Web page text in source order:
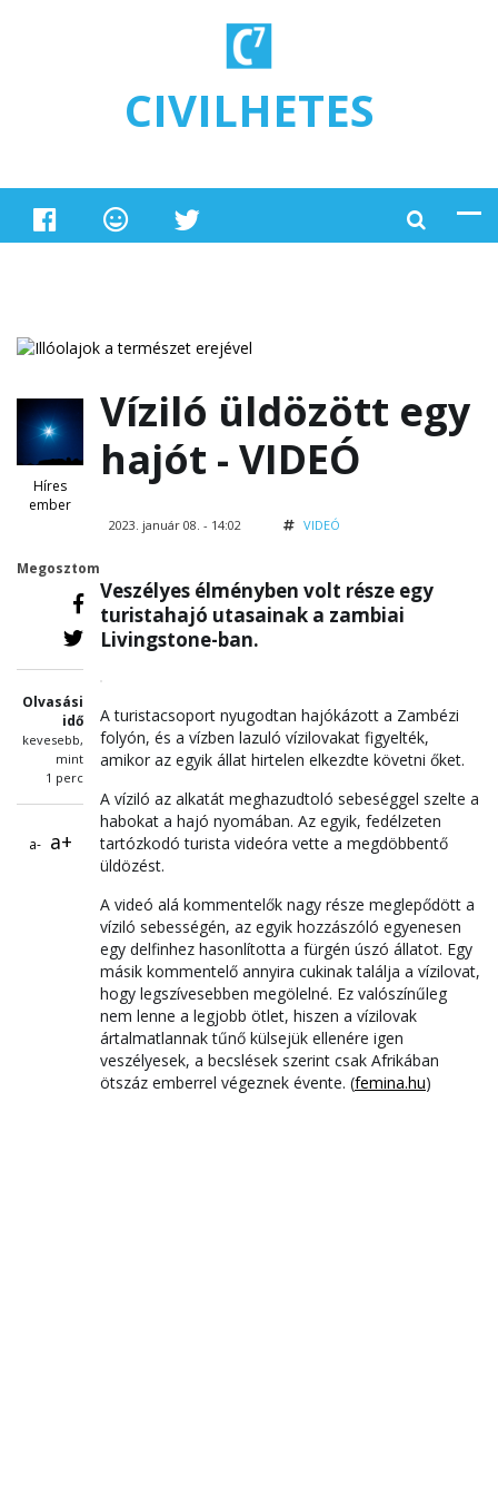
CIVILHETES
Híres
ember
Megosztom
Olvasási
idő
kevesebb,
mint
1 perc
a- a+
Víziló üldözött egy
hajót - VIDEÓ
2023. január 08. - 14:02 VIDEÓ
Veszélyes élményben volt része egy
turistahajó utasainak a zambiai
Livingstone-ban.
A turistacsoport nyugodtan hajókázott a Zambézi
folyón, és a vízben lazuló vízilovakat figyelték,
amikor az egyik állat hirtelen elkezdte követni őket.
A víziló az alkatát meghazudtoló sebeséggel szelte a
habokat a hajó nyomában. Az egyik, fedélzeten
tartózkodó turista videóra vette a megdöbbentő
üldözést.
A videó alá kommentelők nagy része meglepődött a
víziló sebességén, az egyik hozzászóló egyenesen
egy delfinhez hasonlította a fürgén úszó állatot. Egy
másik kommentelő annyira cukinak találja a vízilovat,
hogy legszívesebben megölelné. Ez valószínűleg
nem lenne a legjobb ötlet, hiszen a vízilovak
ártalmatlannak tűnő külsejük ellenére igen
veszélyesek, a becslések szerint csak Afrikában
ötszáz emberrel végeznek évente. (femina.hu)